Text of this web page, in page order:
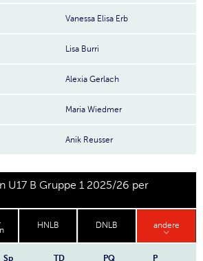
Vanessa Elisa Erb
Lisa Burri
Alexia Gerlach
Maria Wiedmer
Anik Reusser
U17 B Gruppe 1 2025/26 per
HNLB DNLB andere
Sp TD PQ P